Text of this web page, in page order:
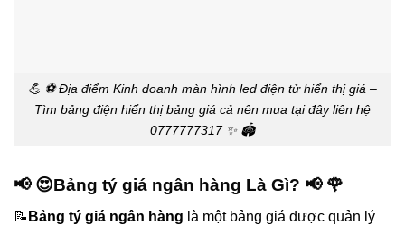
💪 ⚽ Địa điểm Kinh doanh màn hình led điện tử hiển thị giá –
Tìm bảng điện hiển thị bảng giá cả nên mua tại đây liên hệ
0777777317 ✨ 🏟️
📢 😍Bảng tý giá ngân hàng Là Gì? 📢 🌹
📝 Bảng tý giá ngân hàng là một bảng giá được quản lý